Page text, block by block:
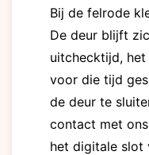
Bij de felrode
De deur blijft
uitchecktijd,
voor die tijd
de deur te
contact met
het digitale slot